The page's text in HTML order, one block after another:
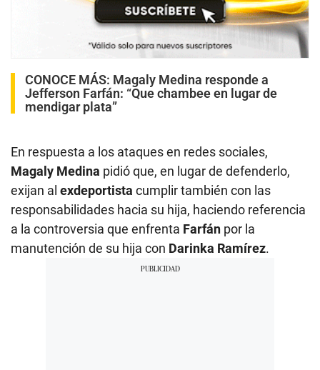
CONOCE MÁS: Magaly Medina responde a
Jefferson Farfán: “Que chambee en lugar de
mendigar plata”
En respuesta a los ataques en redes sociales,
Magaly Medina pidió que, en lugar de defenderlo,
exijan al exdeportista cumplir también con las
responsabilidades hacia su hija, haciendo referencia
a la controversia que enfrenta Farfán por la
manutención de su hija con Darinka Ramírez.